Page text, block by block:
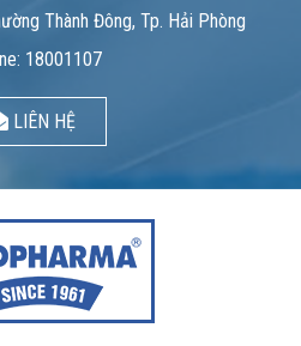
Thành Đông, Tp. Hải Phòng
18001107
LIÊN HỆ